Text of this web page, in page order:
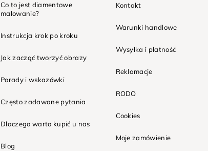
Co to jest diamentowe
malowanie?
Instrukcja krok po kroku
Jak zacząć tworzyć obrazy
Porady i wskazówki
Często zadawane pytania
Dlaczego warto kupić u nas
Blog
Kontakt
Warunki handlowe
Wysyłka i płatność
Reklamacje
RODO
Cookies
Moje zamówienie